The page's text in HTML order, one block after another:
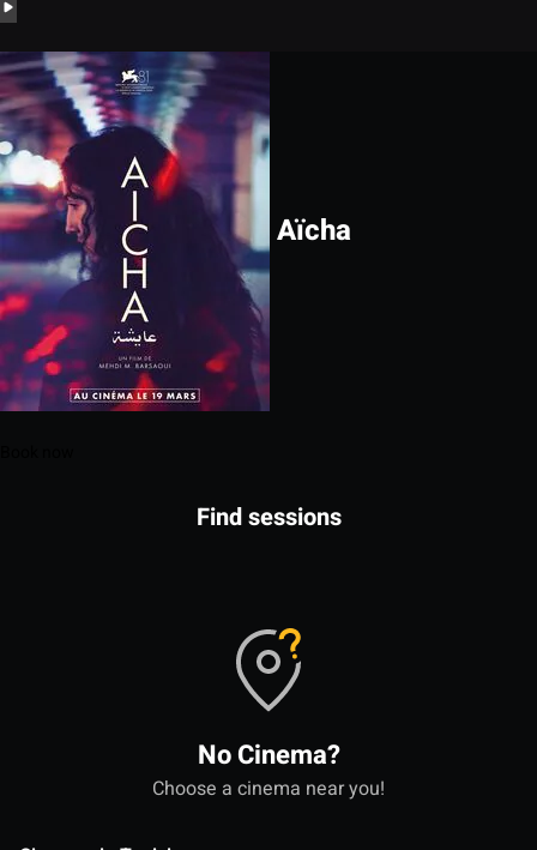
Aïcha
Find sessions
No Cinema?
Choose a cinema near you!